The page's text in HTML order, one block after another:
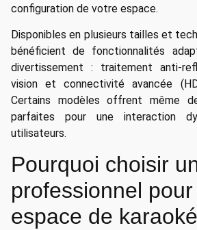
configuration de votre espace.
Disponibles en plusieurs tailles et
bénéficient de fonctionnalités
divertissement : traitement anti-
vision et connectivité avancée
Certains modèles offrent même
parfaites pour une interaction
utilisateurs.
Pourquoi choisir
professionnel
espace de